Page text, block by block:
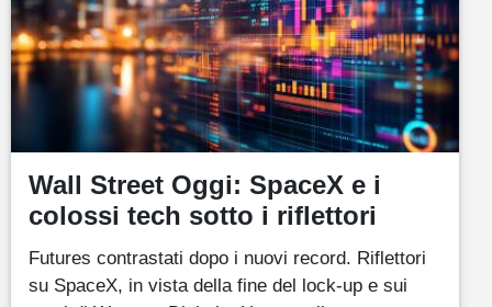
Wall Street Oggi: SpaceX e i
colossi tech sotto i riflettori
Futures contrastati dopo i nuovi record. Riflettori
su SpaceX, in vista della fine del lock-up e sui